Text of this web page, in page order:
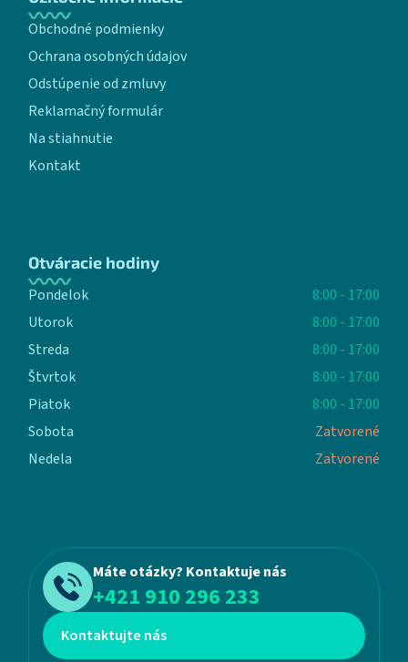
Obchodné podmienky
Ochrana osobných údajov
Odstúpenie od zmluvy
Reklamačný formulár
Na stiahnutie
Kontakt
Otváracie hodiny
Pondelok
8:00 - 17:00
Utorok
8:00 - 17:00
Streda
8:00 - 17:00
Štvrtok
8:00 - 17:00
Piatok
8:00 - 17:00
Sobota
Zatvorené
Nedela
Zatvorené
Máte otázky? Kontaktuje nás
+421 910 296 233
Kontaktujte nás